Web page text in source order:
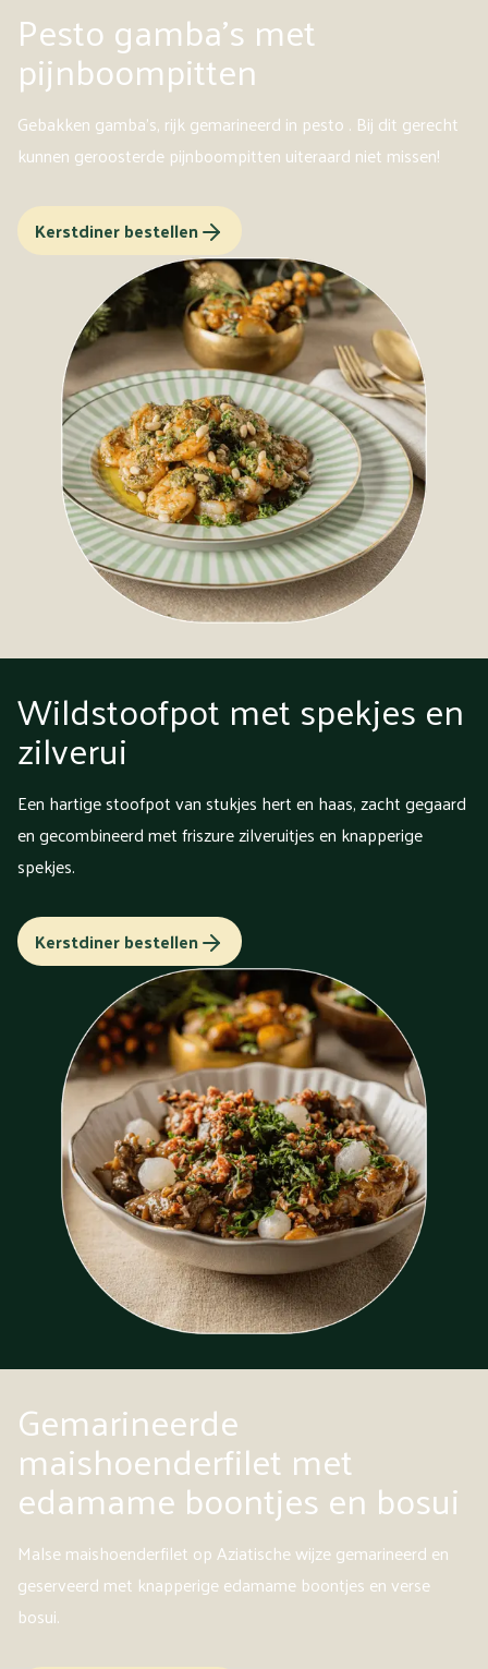
Pesto gamba's met
pijnboompitten
Gebakken gamba's, rijk gemarineerd in pesto . Bij dit gerecht
kunnen geroosterde pijnboompitten uiteraard niet missen!
Kerstdiner bestellen
Wildstoofpot met spekjes en
zilverui
Een hartige stoofpot van stukjes hert en haas, zacht gegaard
en gecombineerd met friszure zilveruitjes en knapperige
spekjes.
Kerstdiner bestellen
Gemarineerde
maishoenderfilet met
edamame boontjes en bosui
Malse maishoenderfilet op Aziatische wijze gemarineerd en
geserveerd met knapperige edamame boontjes en verse
bosui.